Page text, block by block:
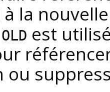
la
OLD est
ou